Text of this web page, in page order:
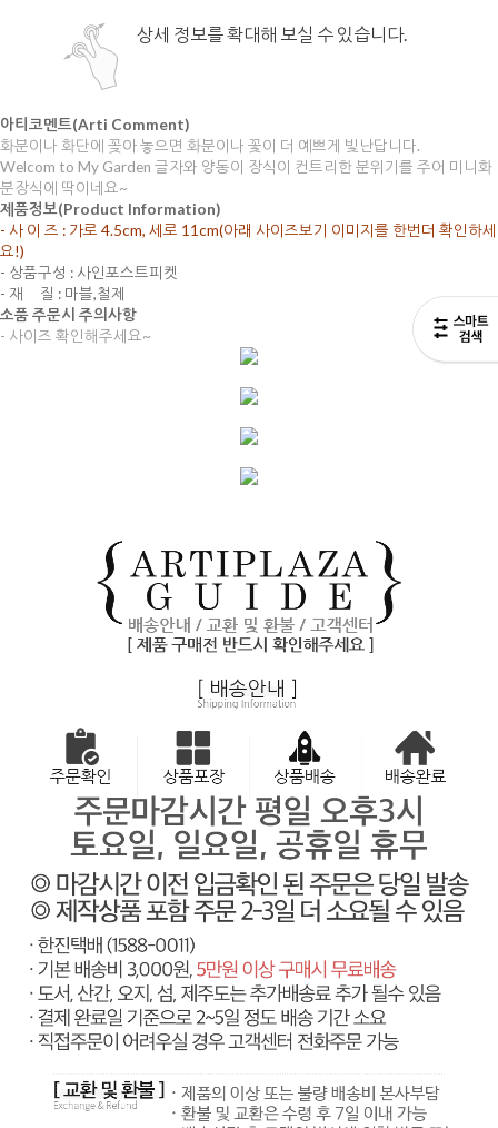
상세 정보를 확대해 보실 수 있습니다.
아티코멘트(Arti Comment)
화분이나 화단에 꽂아 놓으면 화분이나 꽃이 더 예쁘게 빛난답니다.
Welcom to My Garden 글자와 양동이 장식이 컨트리한 분위기를 주어 미니화
분장식에 딱이네요~
제품정보(Product Information)
- 사 이 즈 : 가로 4.5cm, 세로 11cm(아래 사이즈보기 이미지를 한번더 확인하세
요!)
- 상품구성 : 사인포스트피켓
- 재 질 : 마블,철제
소품 주문시 주의사항
- 사이즈 확인해주세요~